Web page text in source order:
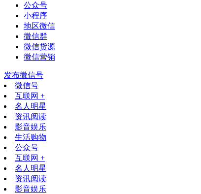
公众号
小程序
地区微信
微信群
微信货源
微信营销
发布微信号
微信号
互联网 +
名人明星
资讯阅读
影音娱乐
生活购物
公众号
互联网 +
名人明星
资讯阅读
影音娱乐